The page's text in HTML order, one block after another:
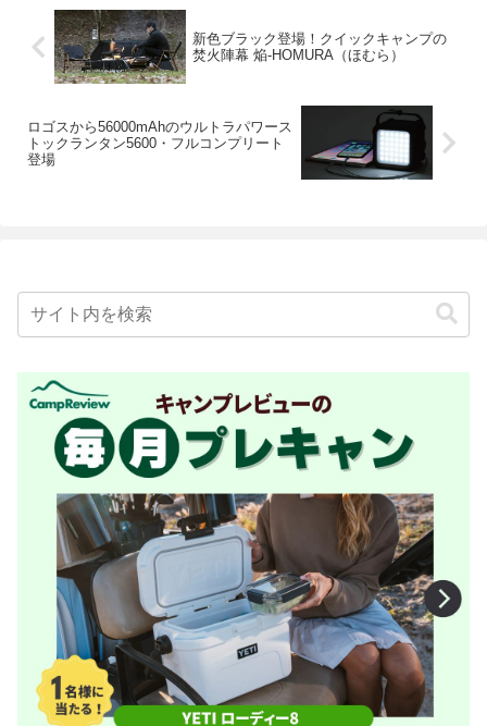
新色ブラック登場！クイックキャンプの
焚火陣幕 焔-HOMURA（ほむら）
ロゴスから56000mAhのウルトラパワース
トックランタン5600・フルコンプリート
登場